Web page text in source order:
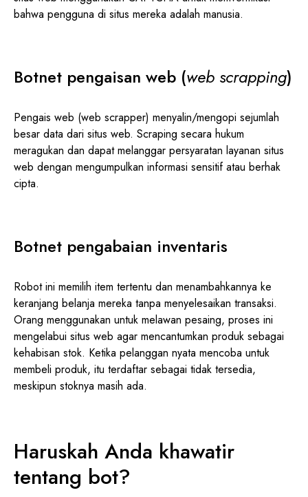
bahwa pengguna di situs mereka adalah manusia.
Botnet pengaisan web (web scrapping)
Pengais web (web scrapper) menyalin/mengopi sejumlah
besar data dari situs web. Scraping secara hukum
meragukan dan dapat melanggar persyaratan layanan situs
web dengan mengumpulkan informasi sensitif atau berhak
cipta.
Botnet pengabaian inventaris
Robot ini memilih item tertentu dan menambahkannya ke
keranjang belanja mereka tanpa menyelesaikan transaksi.
Orang menggunakan untuk melawan pesaing, proses ini
mengelabui situs web agar mencantumkan produk sebagai
kehabisan stok. Ketika pelanggan nyata mencoba untuk
membeli produk, itu terdaftar sebagai tidak tersedia,
meskipun stoknya masih ada.
Haruskah Anda khawatir
tentang bot?